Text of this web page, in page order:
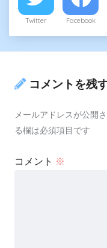
Twitter Facebook
コメントを残
メールアドレスが公開
る欄は必須項目です
コメント ※